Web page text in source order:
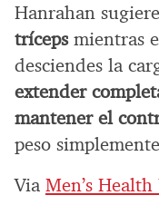
Hanrahan sugiere
trícepsmientras
desciendes la
extender
mantener el
peso
Via Men’s Health